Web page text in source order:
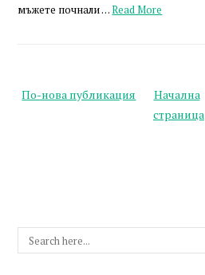
мъжете почнали …Read More
По-нова публикация
Начална
страница